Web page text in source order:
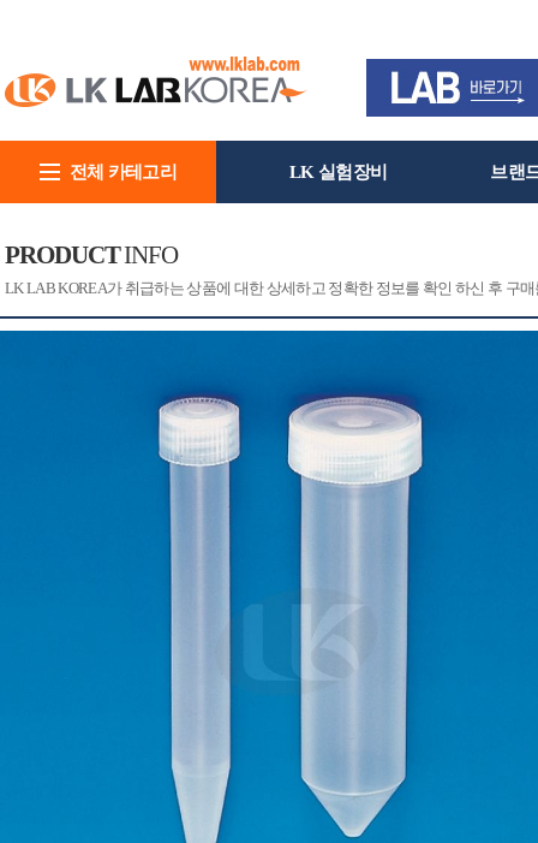
전체 카테고리 LK 실험장비 브랜
PRODUCTINFO
LK LAB KOREA가 취급하는 상품에 대한 상세하고 정확한 정보를 확인 하신 후 구